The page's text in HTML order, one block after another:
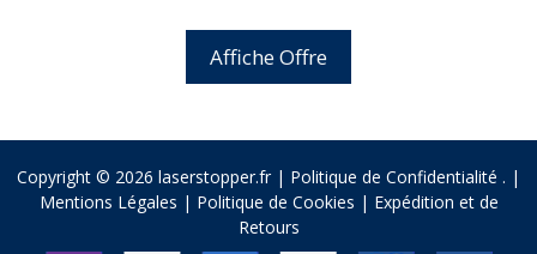
Affiche Offre
Copyright © 2026 laserstopper.fr | Politique de Confidentialité . |
Mentions Légales | Politique de Cookies | Expédition et de
Retours